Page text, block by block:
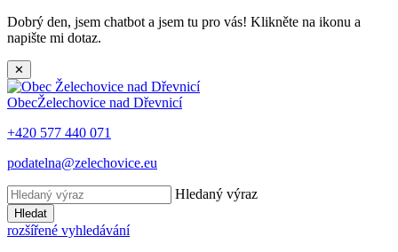
Dobrý den, jsem chatbot a jsem tu pro vás! Klikněte na ikonu a
napište mi dotaz.
✕
ObecŽelechovice nad Dřevnicí
+420 577 440 071
podatelna@zelechovice.eu
Hledaný výraz
Hledat
rozšířené vyhledávání